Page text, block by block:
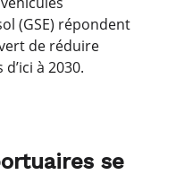
(GSE) répondent
de réduire
à 2030.
se